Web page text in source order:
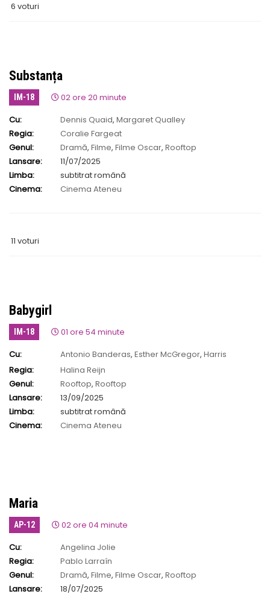
6 voturi
Substanța
IM-18
02 ore 20 minute
Cu:
Dennis Quaid, Margaret Qualley
Regia:
Coralie Fargeat
Genul:
Dramă, Filme, Filme Oscar, Rooftop
Lansare:
11/07/2025
Limba:
subtitrat română
Cinema:
Cinema Ateneu
11 voturi
Babygirl
IM-18
01 ore 54 minute
Cu:
Antonio Banderas, Esther McGregor, Harris
Dickinson
Nicole Kidman
Regia:
Halina Reijn
Genul:
Rooftop, Rooftop
Lansare:
13/09/2025
Limba:
subtitrat română
Cinema:
Cinema Ateneu
Maria
AP-12
02 ore 04 minute
Cu:
Angelina Jolie
Regia:
Pablo Larraín
Genul:
Dramă, Filme, Filme Oscar, Rooftop
Lansare:
18/07/2025